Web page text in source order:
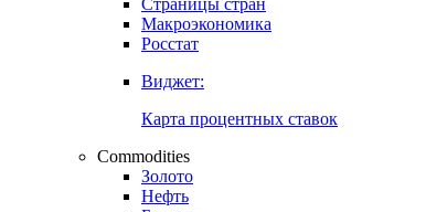
Возможность создания своего индекса
Макроэкономика
Страницы стран
Макроэкономика
Росстат
Виджет:
Карта процентных ставок